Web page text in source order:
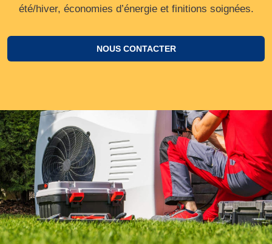
été/hiver, économies d’énergie et finitions soignées.
NOUS CONTACTER